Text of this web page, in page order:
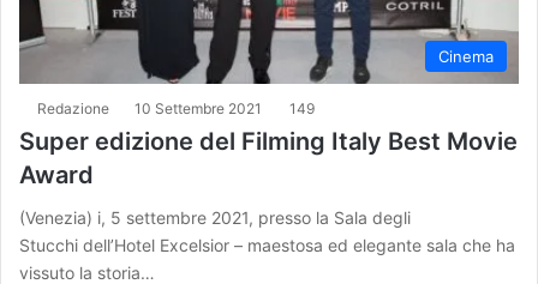
Cinema
Redazione 10 Settembre 2021 149
Super edizione del Filming Italy Best Movie
Award
(Venezia) i, 5 settembre 2021, presso la Sala degli
Stucchi dell’Hotel Excelsior – maestosa ed elegante sala che ha
vissuto la storia…